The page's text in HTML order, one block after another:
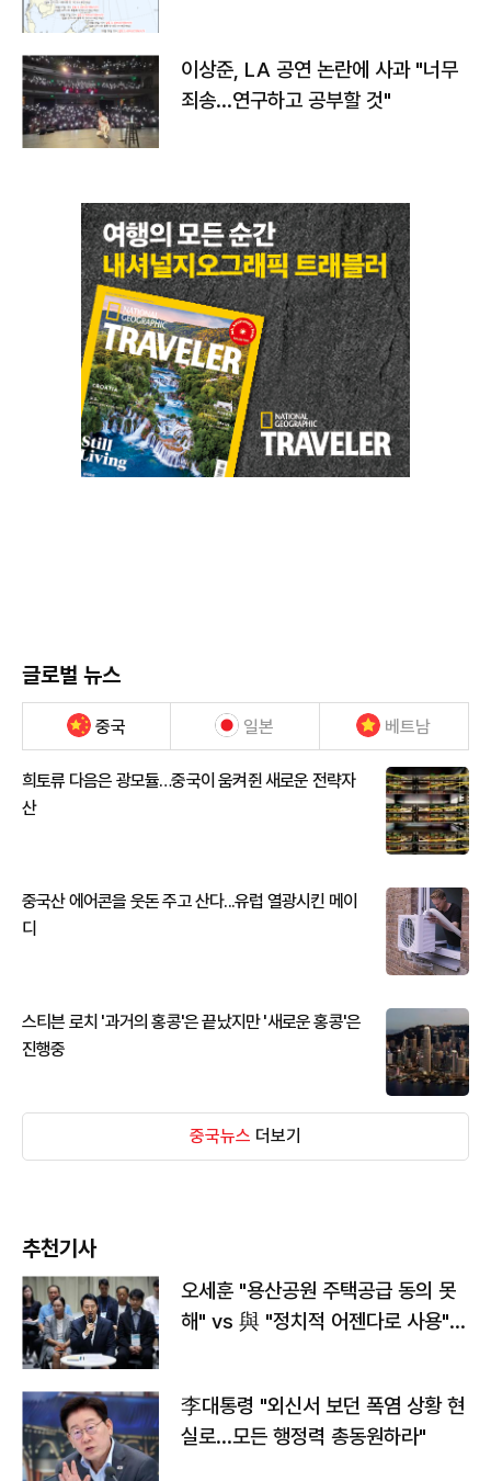
이상준, LA 공연 논란에 사과 "너무
죄송…연구하고 공부할 것"
글로벌 뉴스
중국 일본 베트남
희토류 다음은 광모듈…중국이 움켜쥔 새로운 전략자
산
중국산 에어콘을 웃돈 주고 산다...유럽 열광시킨 메이
디
스티븐 로치 '과거의 홍콩'은 끝났지만 '새로운 홍콩'은
진행중
중국뉴스 더보기
추천기사
오세훈 "용산공원 주택공급 동의 못
해" vs 與 "정치적 어젠다로 사용"
李대통령 "외신서 보던 폭염 상황 현
실로…모든 행정력 총동원하라"